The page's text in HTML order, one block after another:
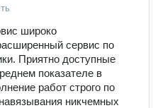
широко
сервис по
Приятно доступные
показателе в
работ строго по
никчемных